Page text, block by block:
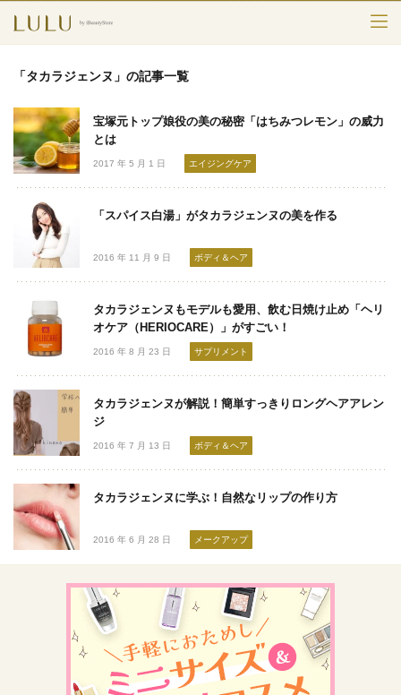
スキンケア
メークアップ
エイジングケア
フレグランス
ボディ＆ヘア
ライフスタイル
検索
「タカラジェンヌ」の記事一覧
宝塚元トップ娘役の美の秘密「はちみつレモン」の威力
とは
2017 年 5 月 1 日 エイジングケア
「スパイス白湯」がタカラジェンヌの美を作る
2016 年 11 月 9 日 ボディ＆ヘア
タカラジェンヌもモデルも愛用、飲む日焼け止め「ヘリ
オケア（HERIOCARE）」がすごい！
2016 年 8 月 23 日 サプリメント
タカラジェンヌが解説！簡単すっきりロングヘアアレン
ジ
2016 年 7 月 13 日 ボディ＆ヘア
タカラジェンヌに学ぶ！自然なリップの作り方
2016 年 6 月 28 日 メークアップ